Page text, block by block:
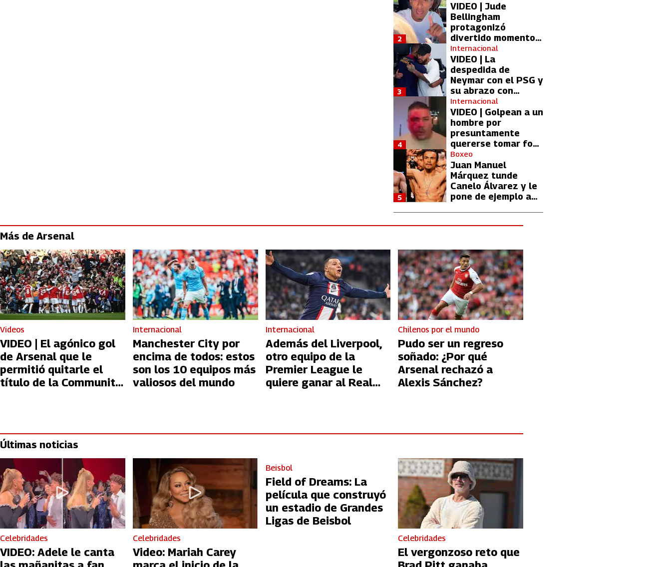
VIDEO | Jude
Bellingham
protagonizó
divertido momento
con aficionada del
Real Madrid
2
Internacional
VIDEO | La
despedida de
Neymar con el PSG y
su abrazo con
Kylian Mbappé
3
Internacional
VIDEO | Golpean a un
hombre por
presuntamente
quererse tomar foto
con Lionel Messi
4
Boxeo
Juan Manuel
Márquez tunde
Canelo Álvarez y le
pone de ejemplo a
5
Más de Arsenal
Videos
VIDEO | El agónico gol
de Arsenal que le
permitió quitarle el
título de la Community
Internacional
Manchester City por
encima de todos: estos
son los 10 equipos más
valiosos del mundo
Internacional
Además del Liverpool,
otro equipo de la
Premier League le
quiere ganar al Real
Chilenos por el mundo
Pudo ser un regreso
soñado: ¿Por qué
Arsenal rechazó a
Alexis Sánchez?
Últimas noticias
Celebridades
VIDEO: Adele le canta
Celebridades
Video: Mariah Carey
Beisbol
Field of Dreams: La
película que construyó
un estadio de Grandes
Ligas de Beisbol
Celebridades
El vergonzoso reto que